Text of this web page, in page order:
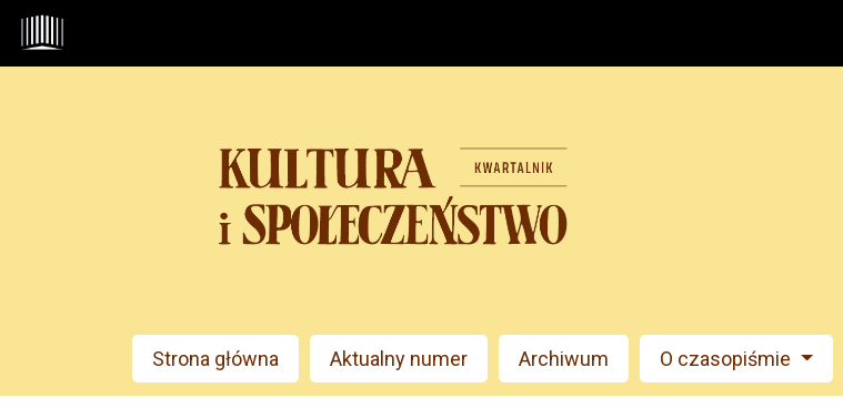
Przejdź do głównego menu
Przejdź do sekcji głównej
Przejdź do stopki
Admin menu
Main menu
Strona główna Aktualny numer Archiwum O czasopiśmie